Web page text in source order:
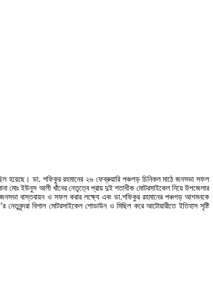
হয়েছে। ডা. শফিকুর রহমানের ২৬ ফেব্রুয়ারি পঞ্চগড় চিনিকল মাঠে জনসভা সফল
মোঃ ইউনুস আলী খাঁনের নেতৃত্বে প্রায় দুই শতাধীক মোটরসাইকেল নিয়ে উপজেলার
জনসভা বাস্তবায়ন ও সফল করার লক্ষ্যে এবং ডা.শফিকুর রহমানের পঞ্চগড় আগমনকে
নেতৃবৃন্দরা বিশাল মোটরসাইকেল শোডাউন ও মিছিল করে আটোয়ারীতে ইতিহাস সৃষ্টি